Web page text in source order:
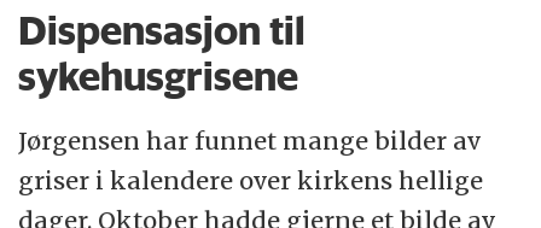
Dispensasjon til
sykehusgrisene
Jørgensen har funnet mange bilder av
griser i kalendere over kirkens hellige
dager. Oktober hadde gjerne et bilde av